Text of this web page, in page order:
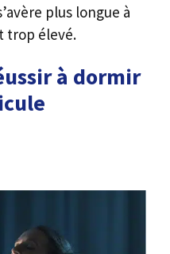
plus longue à
trop élevé.
à dormir